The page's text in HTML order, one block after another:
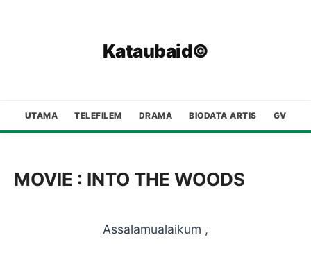
Kataubaid©
UTAMA TELEFILEM DRAMA BIODATA ARTIS GV
MOVIE : INTO THE WOODS
Assalamualaikum ,